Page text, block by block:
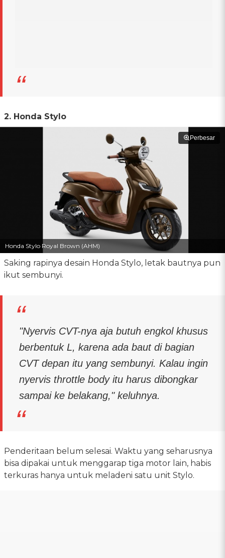
2. Honda Stylo
Perbesar
Honda Stylo Royal Brown (AHM)
Saking rapinya desain Honda Stylo, letak bautnya pun
ikut sembunyi.
"Nyervis CVT-nya aja butuh engkol khusus
berbentuk L, karena ada baut di bagian
CVT depan itu yang sembunyi. Kalau ingin
nyervis throttle body itu harus dibongkar
sampai ke belakang," keluhnya.
Penderitaan belum selesai. Waktu yang seharusnya
bisa dipakai untuk menggarap tiga motor lain, habis
terkuras hanya untuk meladeni satu unit Stylo.